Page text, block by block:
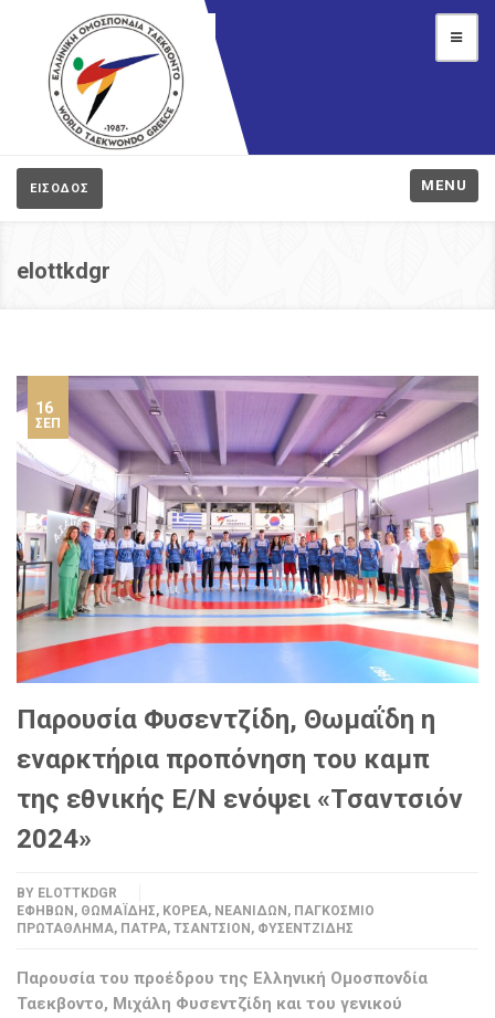
ΕΙΣΟΔΟΣ MENU
elottkdgr
16
ΣΕΠ
Παρουσία Φυσεντζίδη, Θωμαΐδη η
εναρκτήρια προπόνηση του καμπ
της εθνικής Ε/Ν ενόψει «Τσαντσιόν
2024»
BY ELOTTKDGR
ΕΦΉΒΩΝ , ΘΩΜΑΪ́ΔΗΣ, ΚΟΡΈΑ, ΝΕΑΝΊΔΩΝ , ΠΑΓΚΌΣΜΙΟ
ΠΡΩΤΆΘΛΗΜΑ, ΠΆΤΡΑ, ΤΣΑΝΤΣΙΌΝ , ΦΥΣΕΝΤΖΊΔΗΣ
Παρουσία του προέδρου της Ελληνική Ομοσπονδία
Ταεκβοντο, Μιχάλη Φυσεντζίδη και του γενικού